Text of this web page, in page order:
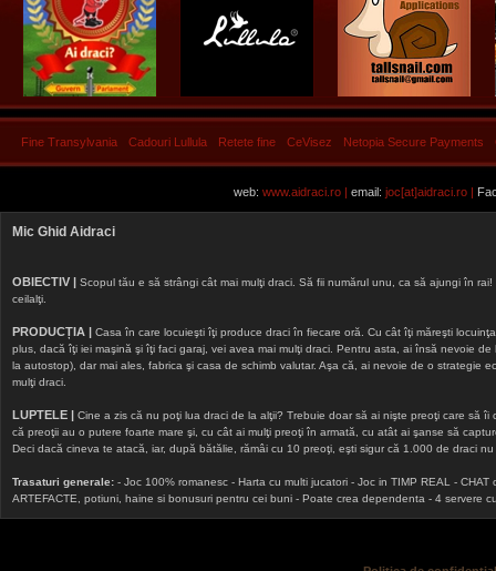
Fine Transylvania Cadouri Lullula Retete fine CeVisez Netopia Secure Payments
web: www.aidraci.ro | email: joc[at]aidraci.ro |
Mic Ghid Aidraci
OBIECTIV | Scopul tău e să strângi cât mai mulţi draci. Să fii numărul unu, ca să ajungi în
ceilalţi.
PRODUCȚIA | Casa în care locuieşti îţi produce draci în fiecare oră. Cu cât îţi măreşti
plus, dacă îţi iei maşină şi îţi faci garaj, vei avea mai mulţi draci. Pentru asta, ai însă nevoie
la autostop), dar mai ales, fabrica şi casa de schimb valutar. Aşa că, ai nevoie de o strategie
mulţi draci.
LUPTELE | Cine a zis că nu poţi lua draci de la alţii? Trebuie doar să ai nişte preoţi care să
că preoţii au o putere foarte mare şi, cu cât ai mulţi preoţi în armată, cu atât ai şanse să
Deci dacă cineva te atacă, iar, după bătălie, rămâi cu 10 preoţi, eşti sigur că 1.000 de draci
Trasaturi generale: - Joc 100% romanesc - Harta cu multi jucatori - Joc in TIMP REAL -
ARTEFACTE, potiuni, haine si bonusuri pentru cei buni - Poate crea dependenta - 4 servere